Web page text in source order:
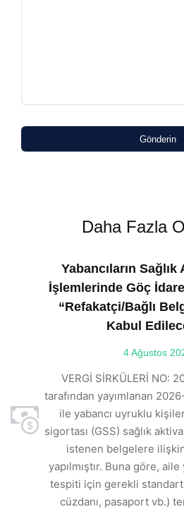
Gönderin
Daha Fazla
Yabancıların
İşlemlerinde Göç
“Refakatçi/Bağlı
Kabul
4 Ağustos
VERGİ SİRKÜLERİ NO:
tarafından yayımlanan
ile yabancı uyruklu
sigortası (GSS) sağlık
istenen belgelere
yapılmıştır. Buna göre,
tespiti için gerekli
cüzdanı, pasaport vb.)